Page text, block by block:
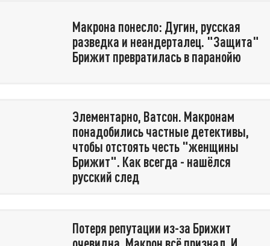
Макрона понесло: Дугин, русская
разведка и неандерталец. "Защита"
Брижит превратилась в паранойю
Элементарно, Ватсон. Макронам
понадобились частные детективы,
чтобы отстоять честь "женщины
Брижит". Как всегда - нашёлся
русский след
Потеря репутации из-за Брижит